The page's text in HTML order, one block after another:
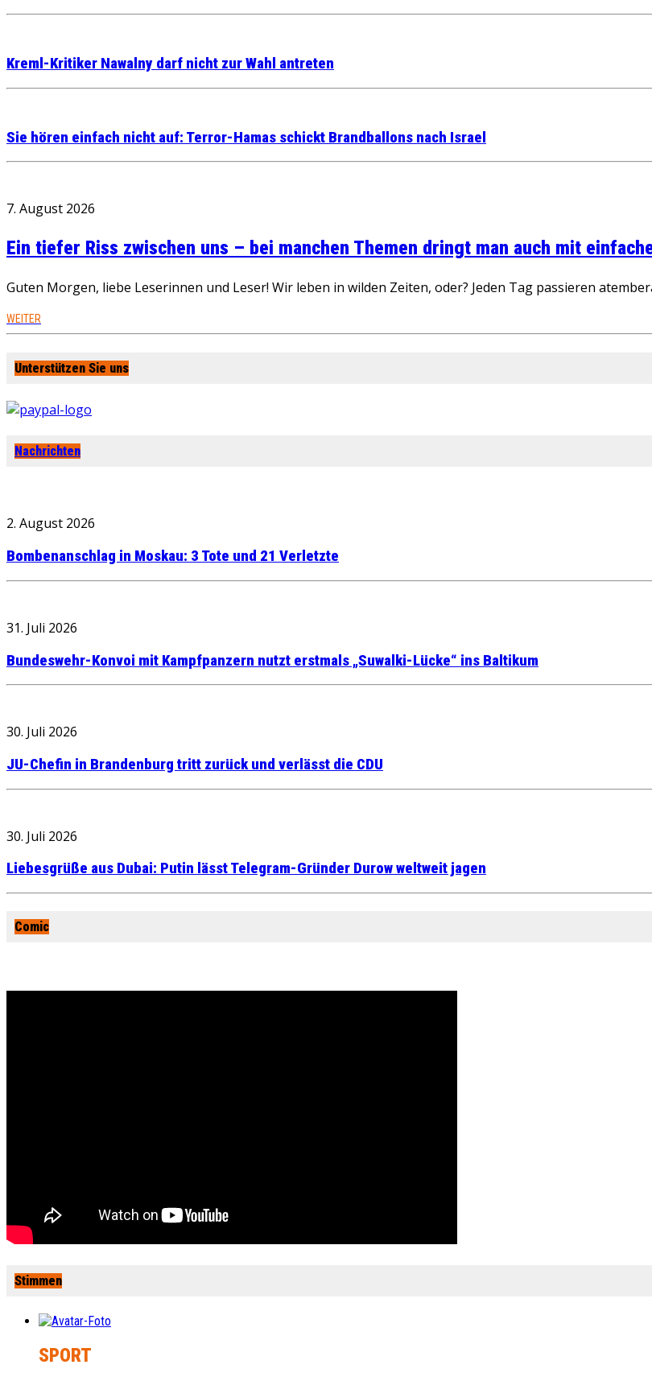
Kreml-Kritiker Nawalny darf nicht zur Wahl antreten
Sie hören einfach nicht auf: Terror-Hamas schickt Brandballons nach Israel
7. August 2026
Ein tiefer Riss zwischen uns – bei manchen Themen dringt man auch mit
Guten Morgen, liebe Leserinnen und Leser! Wir leben in wilden Zeiten, oder? Jeden Tag passieren
WEITER
Unterstützen Sie uns
Nachrichten
2. August 2026
Bombenanschlag in Moskau: 3 Tote und 21 Verletzte
31. Juli 2026
Bundeswehr-Konvoi mit Kampfpanzern nutzt erstmals „Suwalki-Lücke“ ins Baltikum
30. Juli 2026
JU-Chefin in Brandenburg tritt zurück und verlässt die CDU
30. Juli 2026
Liebesgrüße aus Dubai: Putin lässt Telegram-Gründer Durow weltweit jagen
Comic
Stimmen
SPORT